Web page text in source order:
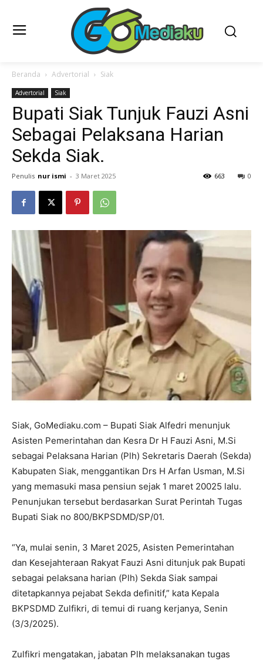
Beranda Advertorial Siak
Advertorial Siak
Bupati Siak Tunjuk Fauzi Asni
Sebagai Pelaksana Harian
Sekda Siak.
Penulis nur ismi - 3 Maret 2025 0
663
Siak, GoMediaku.com – Bupati Siak Alfedri menunjuk
Asisten Pemerintahan dan Kesra Dr H Fauzi Asni, M.Si
sebagai Pelaksana Harian (Plh) Sekretaris Daerah (Sekda)
Kabupaten Siak, menggantikan Drs H Arfan Usman, M.Si
yang memasuki masa pensiun sejak 1 maret 20025 lalu.
Penunjukan tersebut berdasarkan Surat Perintah Tugas
Bupati Siak no 800/BKPSDMD/SP/01.
“Ya, mulai senin, 3 Maret 2025, Asisten Pemerintahan
dan Kesejahteraan Rakyat Fauzi Asni ditunjuk pak Bupati
sebagai pelaksana harian (Plh) Sekda Siak sampai
ditetapkannya pejabat Sekda definitif,” kata Kepala
BKPSDMD Zulfikri, di temui di ruang kerjanya, Senin
(3/3/2025).
Zulfikri mengatakan, jabatan Plh melaksanakan tugas